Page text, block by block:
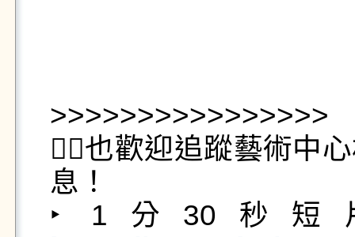
>>>>>>>>>>>>>>>>
💁‍♀️也歡迎追蹤藝術中
息！
‣ 1分30秒短